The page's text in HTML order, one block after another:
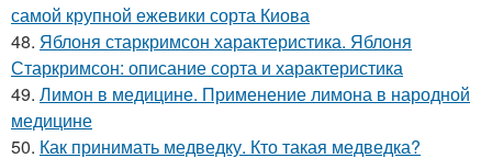
самой крупной ежевики сорта Киова
48. Яблоня старкримсон характеристика. Яблоня
Старкримсон: описание сорта и характеристика
49. Лимон в медицине. Применение лимона в народной
медицине
50. Как принимать медведку. Кто такая медведка?